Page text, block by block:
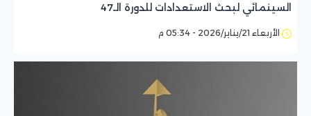
السينمائي لبحث الاستعدادات للدورة الـ47
الأربعاء 21/يناير/2026 - 05:34 م